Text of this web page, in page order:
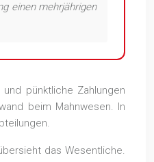
einen mehrjährigen
pünktliche Zahlungen
beim Mahnwesen. In
das Wesentliche.